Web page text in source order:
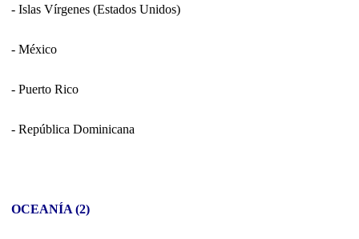
- Islas Vírgenes (Estados Unidos)
- México
- Puerto Rico
- República Dominicana
OCEANÍA (2)